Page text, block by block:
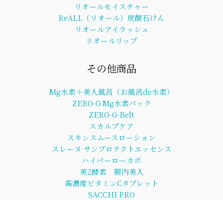
リオールモイスチャー
ReALL（リオール）炭酸石けん
リオールアイラッシュ
リオールリップ
その他商品
Mg水素＋美人風呂（お風呂de水素）
ZERO-G Mg水素パック
ZERO-G-Belt
スカルプケア
スキンスムースローション
スレーヌ サンプロテクトエッセンス
ハイパーローカボ
美2酵素 腸内美人
高濃度ビタミンCタブレット
SACCHI PRO